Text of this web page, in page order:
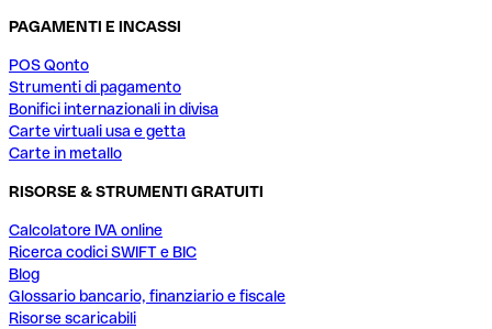
PAGAMENTI E INCASSI
POS Qonto
Strumenti di pagamento
Bonifici internazionali in divisa
Carte virtuali usa e getta
Carte in metallo
RISORSE & STRUMENTI GRATUITI
Calcolatore IVA online
Ricerca codici SWIFT e BIC
Blog
Glossario bancario, finanziario e fiscale
Risorse scaricabili